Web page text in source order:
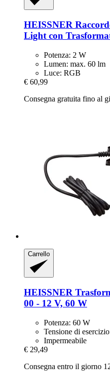
HEISSNER
Light con
Potenza: 2 W
Lumen: max. 60 lm
Luce: RGB
€ 60,99
Consegna gratuita fino al
Carrello
HEISSNER
00 -​ 12 V, 60 W
Potenza: 60 W
Tensione di
Impermeabile
€ 29,49
Consegna entro il giorno